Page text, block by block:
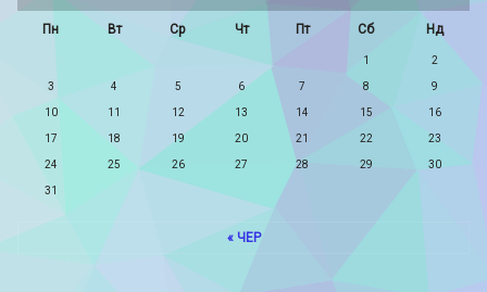
Пн Вт Ср Чт Пт Сб Нд
1 2
3 4 5 6 7 8 9
10 11 12 13 14 15 16
17 18 19 20 21 22 23
24 25 26 27 28 29 30
31
« ЧЕР